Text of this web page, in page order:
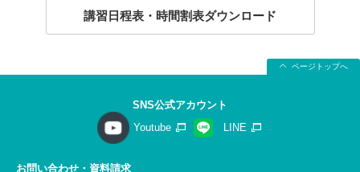
講習日程表・時間割表ダウンロード
ページトップへ
SNS公式アカウント
Youtube
LINE
お問い合わせ・資料請求